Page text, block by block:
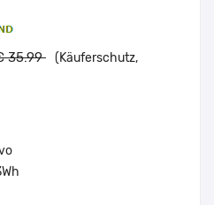
35.99 (Käuferschutz,